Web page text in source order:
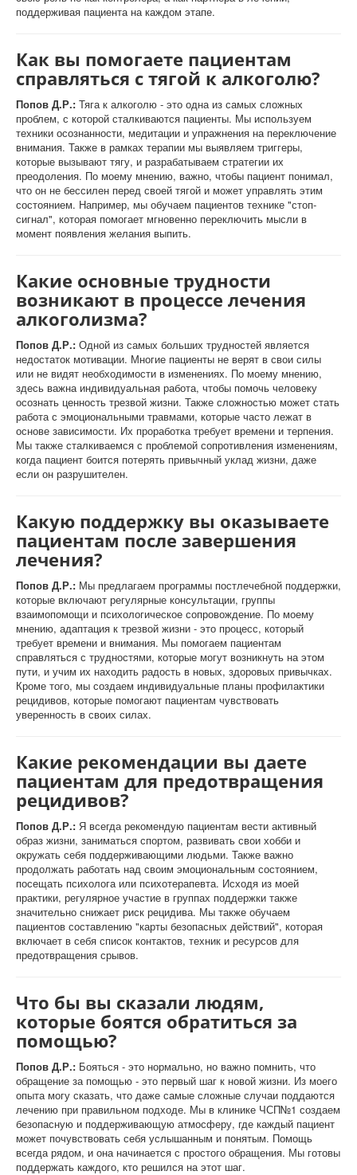
поддерживая пациента на каждом этапе.
Как вы помогаете пациентам
справляться с тягой к алкоголю?
Попов Д.Р.: Тяга к алкоголю - это одна из самых сложных
проблем, с которой сталкиваются пациенты. Мы используем
техники осознанности, медитации и упражнения на переключение
внимания. Также в рамках терапии мы выявляем триггеры,
которые вызывают тягу, и разрабатываем стратегии их
преодоления. По моему мнению, важно, чтобы пациент понимал,
что он не бессилен перед своей тягой и может управлять этим
состоянием. Например, мы обучаем пациентов технике "стоп-
сигнал", которая помогает мгновенно переключить мысли в
момент появления желания выпить.
Какие основные трудности
возникают в процессе лечения
алкоголизма?
Попов Д.Р.: Одной из самых больших трудностей является
недостаток мотивации. Многие пациенты не верят в свои силы
или не видят необходимости в изменениях. По моему мнению,
здесь важна индивидуальная работа, чтобы помочь человеку
осознать ценность трезвой жизни. Также сложностью может стать
работа с эмоциональными травмами, которые часто лежат в
основе зависимости. Их проработка требует времени и терпения.
Мы также сталкиваемся с проблемой сопротивления изменениям,
когда пациент боится потерять привычный уклад жизни, даже
если он разрушителен.
Какую поддержку вы оказываете
пациентам после завершения
лечения?
Попов Д.Р.: Мы предлагаем программы постлечебной поддержки,
которые включают регулярные консультации, группы
взаимопомощи и психологическое сопровождение. По моему
мнению, адаптация к трезвой жизни - это процесс, который
требует времени и внимания. Мы помогаем пациентам
справляться с трудностями, которые могут возникнуть на этом
пути, и учим их находить радость в новых, здоровых привычках.
Кроме того, мы создаем индивидуальные планы профилактики
рецидивов, которые помогают пациентам чувствовать
уверенность в своих силах.
Какие рекомендации вы даете
пациентам для предотвращения
рецидивов?
Попов Д.Р.: Я всегда рекомендую пациентам вести активный
образ жизни, заниматься спортом, развивать свои хобби и
окружать себя поддерживающими людьми. Также важно
продолжать работать над своим эмоциональным состоянием,
посещать психолога или психотерапевта. Исходя из моей
практики, регулярное участие в группах поддержки также
значительно снижает риск рецидива. Мы также обучаем
пациентов составлению "карты безопасных действий", которая
включает в себя список контактов, техник и ресурсов для
предотвращения срывов.
Что бы вы сказали людям,
которые боятся обратиться за
помощью?
Попов Д.Р.: Бояться - это нормально, но важно помнить, что
обращение за помощью - это первый шаг к новой жизни. Из моего
опыта могу сказать, что даже самые сложные случаи поддаются
лечению при правильном подходе. Мы в клинике ЧСП№1 создаем
безопасную и поддерживающую атмосферу, где каждый пациент
может почувствовать себя услышанным и понятым. Помощь
всегда рядом, и она начинается с простого обращения. Мы готовы
поддержать каждого, кто решился на этот шаг.